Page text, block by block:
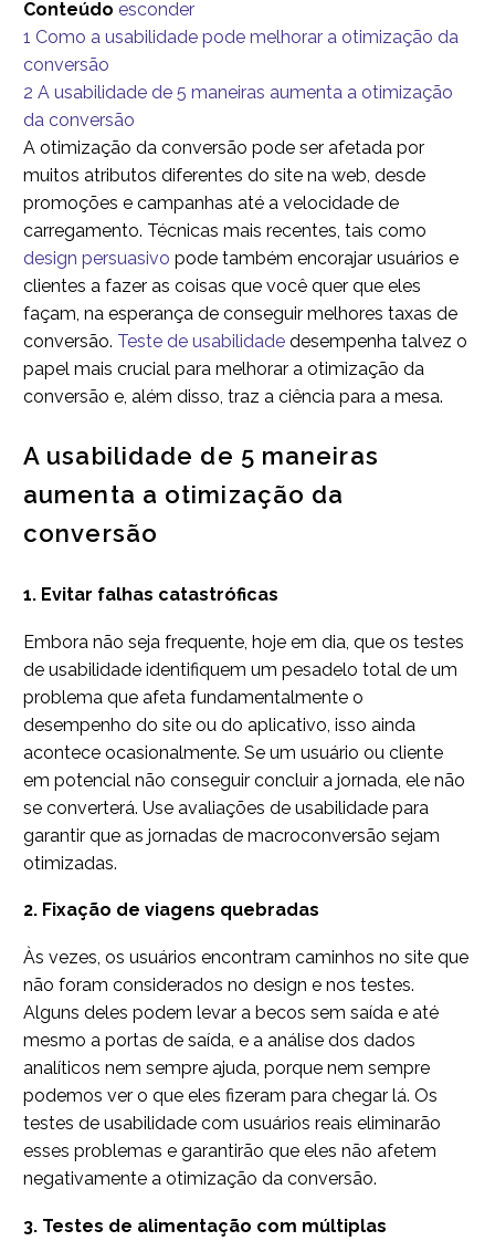
Conteúdo esconder
1 Como a usabilidade pode melhorar a otimização da
conversão
2 A usabilidade de 5 maneiras aumenta a otimização
da conversão
A otimização da conversão pode ser afetada por
muitos atributos diferentes do site na web, desde
promoções e campanhas até a velocidade de
carregamento. Técnicas mais recentes, tais como
design persuasivo pode também encorajar usuários e
clientes a fazer as coisas que você quer que eles
façam, na esperança de conseguir melhores taxas de
conversão. Teste de usabilidade desempenha talvez o
papel mais crucial para melhorar a otimização da
conversão e, além disso, traz a ciência para a mesa.
A usabilidade de 5 maneiras
aumenta a otimização da
conversão
1. Evitar falhas catastróficas
Embora não seja frequente, hoje em dia, que os testes
de usabilidade identifiquem um pesadelo total de um
problema que afeta fundamentalmente o
desempenho do site ou do aplicativo, isso ainda
acontece ocasionalmente. Se um usuário ou cliente
em potencial não conseguir concluir a jornada, ele não
se converterá. Use avaliações de usabilidade para
garantir que as jornadas de macroconversão sejam
otimizadas.
2. Fixação de viagens quebradas
Às vezes, os usuários encontram caminhos no site que
não foram considerados no design e nos testes.
Alguns deles podem levar a becos sem saída e até
mesmo a portas de saída, e a análise dos dados
analíticos nem sempre ajuda, porque nem sempre
podemos ver o que eles fizeram para chegar lá. Os
testes de usabilidade com usuários reais eliminarão
esses problemas e garantirão que eles não afetem
negativamente a otimização da conversão.
3. Testes de alimentação com múltiplas